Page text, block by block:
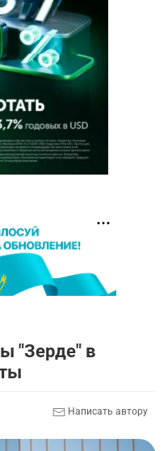
"Зерде" в
Написать автору